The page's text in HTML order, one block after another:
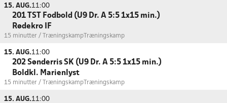
15. AUG.11:00
201 TST Fodbold (U9 Dr. A 5:5 1x15 min.)
Rødekro IF
15 minutter / Træningskamp Træningskamp
15. AUG.11:00
202 Sønderris SK (U9 Dr. A 5:5 1x15 min.)
Boldkl. Marienlyst
15 minutter / Træningskamp Træningskamp
15. AUG.11:00